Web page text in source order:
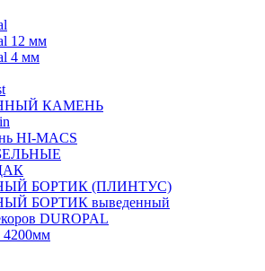
12 мм
4 мм
КАМЕНЬ
HI-MACS
БОРТИК (ПЛИНТУС)
БОРТИК выведенный
DUROPAL
4200мм